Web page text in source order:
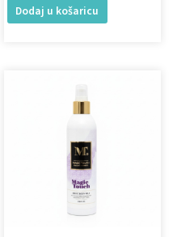
Dodaj u košaricu